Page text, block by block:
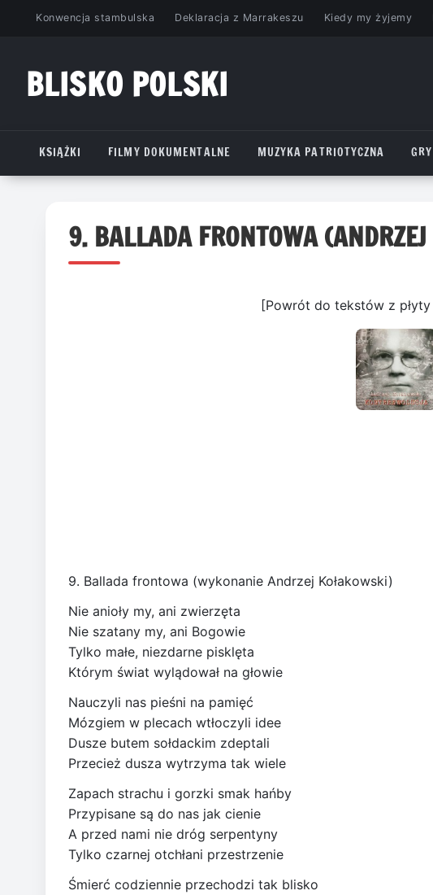
PrzejdźKonwencja stambulska Deklaracja z Marrakeszu Kiedy my żyjemy
BLISKO POLSKI
KSIĄŻKI
FILMY DOKUMENTALNE MUZYKA PATRIOTYCZNA
9. BALLADA FRONTOWA
[Powrót do tekstów z płyty
9. Ballada frontowa (wykonanie Andrzej Kołakowski)
Nie anioły my, ani zwierzęta
Nie szatany my, ani Bogowie
Tylko małe, niezdarne pisklęta
Którym świat wylądował na głowie
Nauczyli nas pieśni na pamięć
Mózgiem w plecach wtłoczyli idee
Dusze butem sołdackim zdeptali
Przecież dusza wytrzyma tak wiele
Zapach strachu i gorzki smak hańby
Przypisane są do nas jak cienie
A przed nami nie dróg serpentyny
Tylko czarnej otchłani przestrzenie
Śmierć codziennie przechodzi tak blisko